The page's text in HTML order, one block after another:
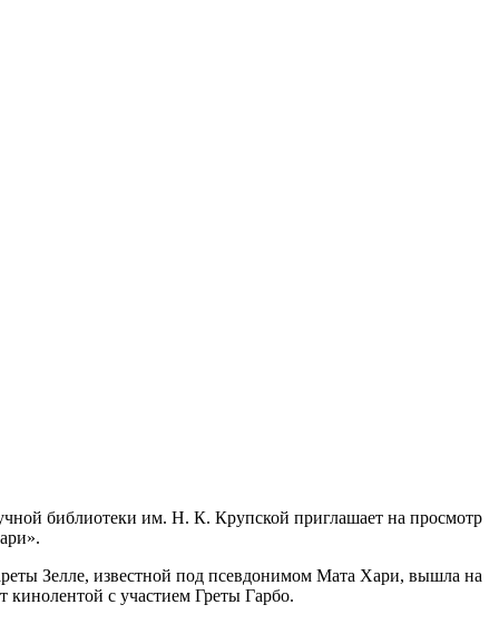
библиотеки им. Н. К. Крупской приглашает на просмотр
Зелле, известной под псевдонимом Мата Хари, вышла на
с участием Греты Гарбо.